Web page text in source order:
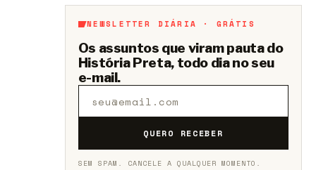
NEWSLETTER DIÁRIA · GRÁTIS
Os assuntos que viram pauta do
História Preta, todo dia no seu
e-mail.
QUERO RECEBER
SEM SPAM. CANCELE A QUALQUER MOMENTO.